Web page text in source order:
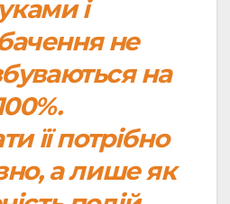
і
не
на
її потрібно
а лише як